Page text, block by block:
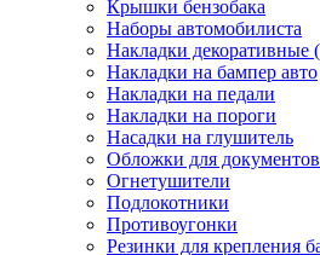
Крышки бензобака
Наборы автомобилиста
Накладки декоративные
Накладки на бампер авто
Накладки на педали
Накладки на пороги
Насадки на глушитель
Обложки для
Огнетушители
Подлокотники
Противоугонки
Резинки для крепления